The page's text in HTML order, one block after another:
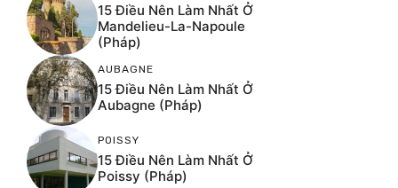
15 Điều Nên Làm Nhất Ở
Mandelieu-La-Napoule
(Pháp)
AUBAGNE
15 Điều Nên Làm Nhất Ở
Aubagne (Pháp)
POISSY
15 Điều Nên Làm Nhất Ở
Poissy (Pháp)